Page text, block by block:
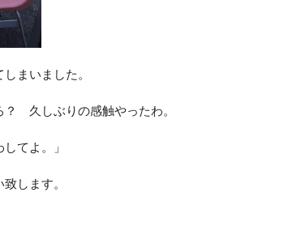
まいました。
？ 久しぶりの感触やったわ。
てよ。」
します。